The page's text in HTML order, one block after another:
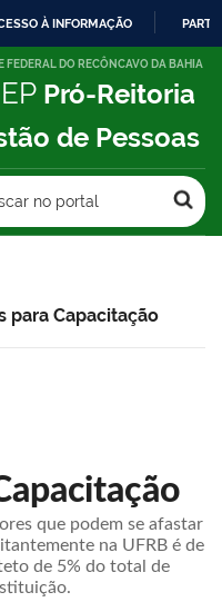
À INFORMAÇÃO
FEDERAL DO RECÔNCAVO DA BAHIA
Pró-Reitoria
de Pessoas
no portal
para Capacitação
que podem se afastar
na UFRB é de
de 5% do total de